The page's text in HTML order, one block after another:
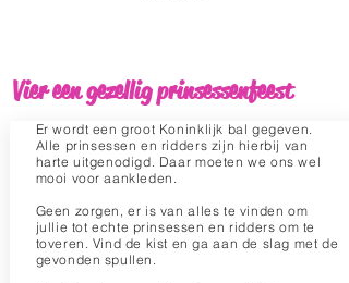
Vier een gezellig prinsessenfeest
Er wordt een groot Koninklijk bal gegeven.
Alle prinsessen en ridders zijn hierbij van
harte uitgenodigd. Daar moeten we ons wel
mooi voor aankleden.
Geen zorgen, er is van alles te vinden om
jullie tot echte prinsessen en ridders om te
toveren. Vind de kist en ga aan de slag met de
gevonden spullen.